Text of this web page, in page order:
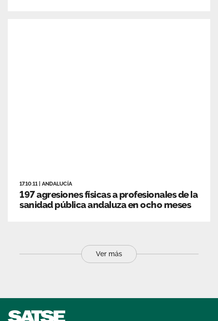
17.10.11 ANDALUCÍA
197 agresiones físicas a profesionales de la
sanidad pública andaluza en ocho meses
Ver más